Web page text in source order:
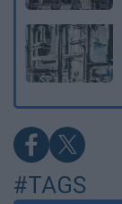
#TAGS